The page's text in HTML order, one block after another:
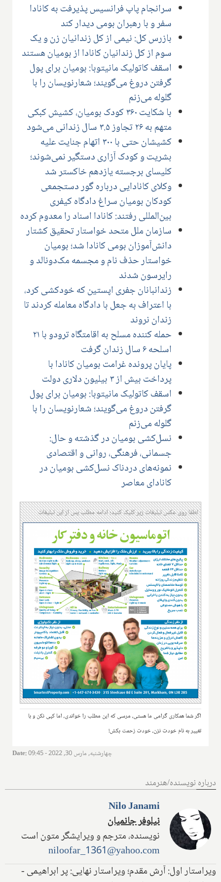
سرانجام پاپ فرانسیس پذیرفت به کانادا
سفر و با رهبران بومی دیدار کند
بازرس کل: نیمی از کل زندانیان زن و یک
سوم از کل زندانیان کانادا از بومیان هستند
اسقف کاتولیک مانیتوبا: بومیان برای پول
گرفتن دروغ می‌گویند؛ شعارنویسان را با
گلوله می‌زنم
با شکایت ۳۶۰ کودک بومیان، کشیش کبکی
متهم به ۲۶ تجاوز ۳.۵ سال زندانی می‌شود
کشیشان حتی با ۳۰۰ اتهام جنایت علیه
بشریت و کودک آزاری دستگیر نمی‌شوند؛
کلیسای برجسته یازدهم خاکستر شد
وکلای کانادایی درباره گور دستجمعی
کودکان بومیان سراغ دادگاه کیفری
بین‌المللی رفتند: کانادا اسناد را معدوم کرده
سازمان ملل متحد خواستار تحقیق کشتار
دانش‌آموزان بومی کانادا شد؛ بومیان
خواستار حذف نام و مجسمه مک‌دونالد و
رایرسون شدند
زندانبانان جفری اپستین که خودکشی کرد،
با اعتراف به جعل با دادگاه معامله کردند تا
زندان نروند
حمله کننده مسلح به اقامتگاه ترودو با ۲۱
اسلحه ۶ سال زندان گرفت
پایان پرونده غرامت بومیان کانادا با
پرداخت بیش از ۳ بیلیون دلاری دولت
اسقف کاتولیک مانیتوبا: بومیان برای پول
گرفتن دروغ می‌گویند؛ شعارنویسان را با
گلوله می‌زنم
نسل‌کشی بومیان در گذشته و حال:
جسمانی، فرهنگی، روانی و اقتصادی
نمونه‌های دردناک نسل‌کشی بومیان در
کانادای معاصر
لطفا روی عکس تبلیغات زیر کلیک کنید؛ ادامه مطلب پس از این تبلیغات
اگر شما همکاری گرامی ما هستی، مرسی که این مطلب را خواندی، اما کپی نکن و با
تغییر به نام خودت نزن، خودت زحمت بکش!
Date: چهارشنبه, مارس 30, 2022 - 09:45
درباره نویسنده/هنرمند
Nilo Janami
نیلوفر جانمیان
نویسنده، مترجم و ویرایشگر متون است
niloofar_1361@yahoo.com
ویراستار اول: آرش مقدم؛ ویراستار نهایی: پر ابراهیمی -